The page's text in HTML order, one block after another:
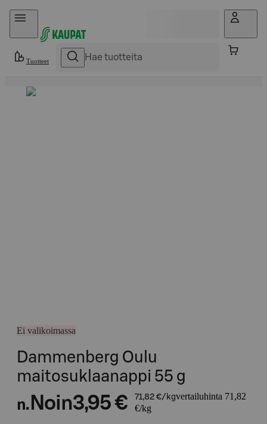
Hyppää sisältöön
Tuotteet
Ei valikoimassa
Dammenberg Oulu
maitosuklaanappi 55 g
n. Noin3,95 € 71,82 €/kgvertailuhinta 71,82
€/kg